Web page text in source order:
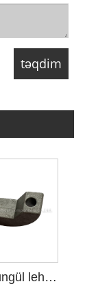
4140 Yüngül lehimli Polad tökmə